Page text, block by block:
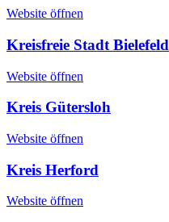
Website öffnen
Kreisfreie Stadt Bielefeld
Website öffnen
Kreis Gütersloh
Website öffnen
Kreis Herford
Website öffnen